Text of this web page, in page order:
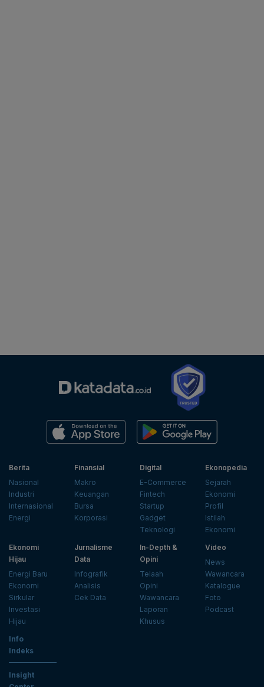
Berita
Nasional
Industri
Internasional
Energi
Finansial
Makro
Keuangan
Bursa
Korporasi
Digital
E-Commerce
Fintech
Startup
Gadget
Teknologi
Ekonopedia
Sejarah
Ekonomi
Profil
Istilah
Ekonomi
Ekonomi
Hijau
Energi Baru
Ekonomi
Sirkular
Investasi
Hijau
Jurnalisme
Data
Infografik
Analisis
Cek Data
In-Depth &
Opini
Telaah
Opini
Wawancara
Laporan
Khusus
Video
News
Wawancara
Katalogue
Foto
Podcast
Info
Indeks
Insight